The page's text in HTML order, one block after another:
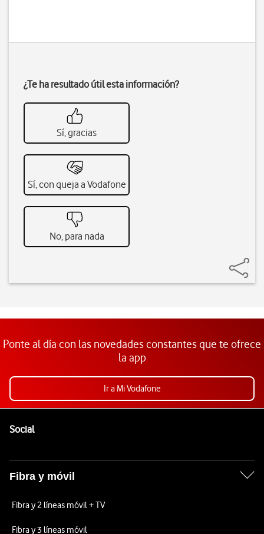
¿Te ha resultado útil esta información?
Sí, gracias
Sí, con queja a Vodafone
No, para nada
Ponte al día con las novedades constantes que te ofrece
la app
Ir a Mi Vodafone
SocialEnlaces a las redes sociales de Vodafone
Fibra y móvil
Fibra y 2 líneas móvil + TV
Fibra y 3 líneas móvil